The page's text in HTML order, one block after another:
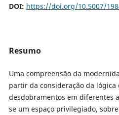
DOI: https://doi.org/10.5007/
Resumo
Uma compreensão da
partir da consideração da
desdobramentos em diferentes
se um espaço privilegiado,